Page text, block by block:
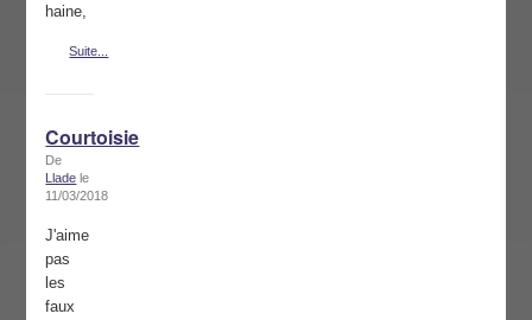
haine,
Suite...
Courtoisie
De
Llade le
11/03/2018
J'aime
pas
les
faux